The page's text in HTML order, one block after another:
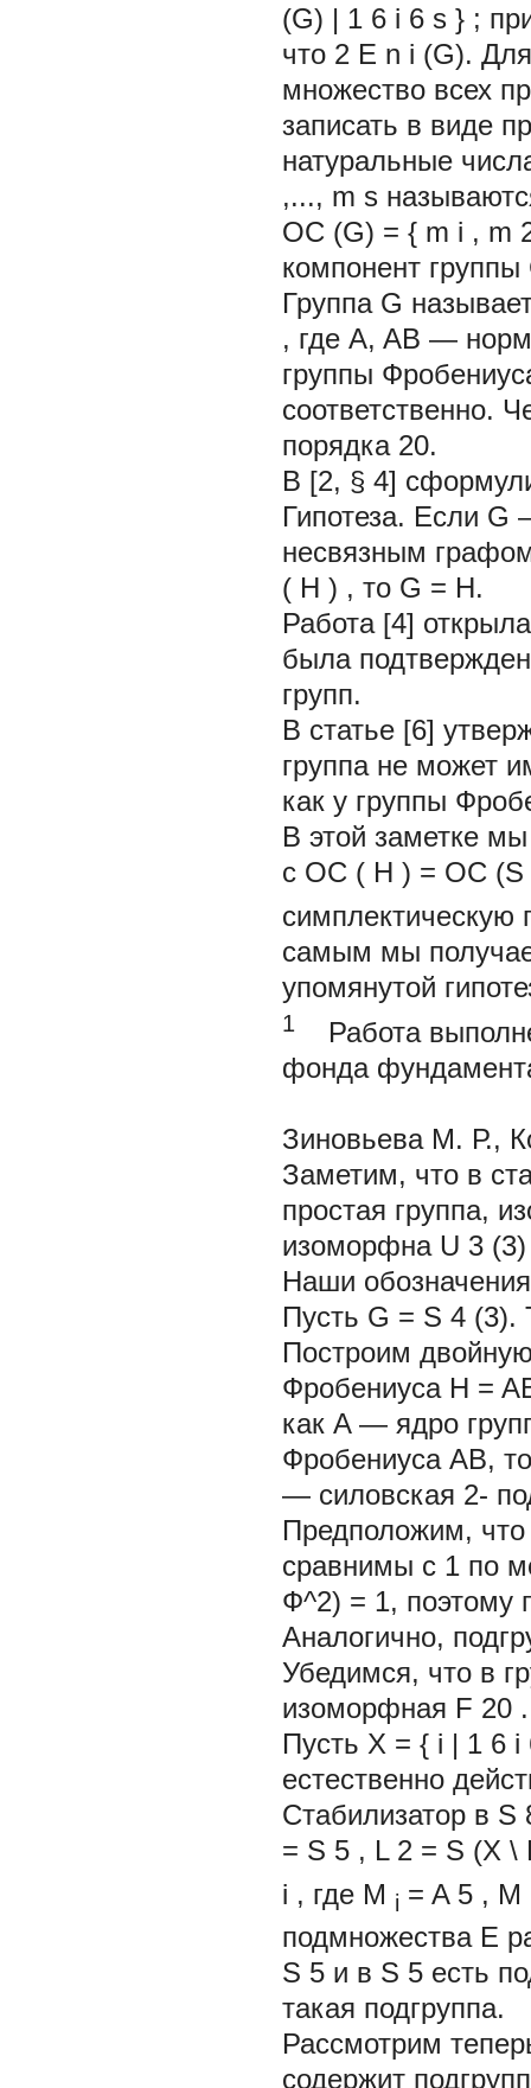
(G) | 1 6 i 6 s } ;
что 2 Е n i (G).
множество всех
записать в виде
натуральные
,..., m s
OC (G) = { m i , m
компонент группы
Группа G
, где A, AB —
группы
соответственно.
порядка 20.
В [2, § 4]
Гипотеза. Если G
несвязным
( H ) , то G = H.
Работа [4]
была
групп.
В статье [6]
группа не может
как у группы
В этой заметке
c OC ( H ) = OC (S
симплектическую
самым мы
упомянутой
1
Работа
фонда
Зиновьева М. Р.,
Заметим, что в
простая группа,
изоморфна U 3
Наши
Пусть G = S 4 (3).
Построим
Фробениуса H =
как A — ядро
Фробениуса AB,
— силовская 2-
Предположим,
сравнимы с 1 по
Ф^2) = 1, поэтому
Аналогично,
Убедимся, что в
изоморфная F 20
Пусть X = { i | 1 6 i
естественно
Стабилизатор в S
= S 5 , L 2 = S (X \
i , где M i = A 5 , M
подмножества E
S 5 и в S 5 есть
такая подгруппа.
Рассмотрим
содержит